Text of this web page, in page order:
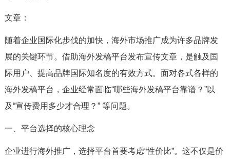
文章：
随着企业国际化步伐的加快，海外市场推广成为许多品牌发
展的关键环节。借助海外发稿平台发布宣传文章，是触及国
际用户、提高品牌国际知名度的有效方式。面对各式各样的
海外发稿平台，企业经常面临“哪些海外发稿平台靠谱？”以
及“宣传费用多少才合理？” 等问题。
一、平台选择的核心理念
企业进行海外推广，选择平台首要考虑“性价比”。这不仅是价